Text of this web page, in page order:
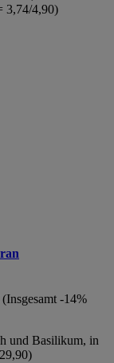
3,74/4,90)
-14%
und Basilikum, in